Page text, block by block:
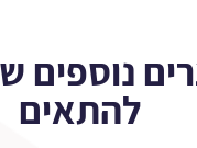
נוספים
להתאים